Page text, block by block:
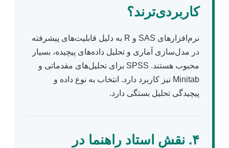
کاربردی‌ترند؟
نرم‌افزارهای SAS و R به دلیل قابلیت‌های پیشرفته
در مدل‌سازی آماری و تحلیل داده‌های پیچیده، بسیار
محبوب هستند. SPSS برای تحلیل‌های مقدماتی و
Minitab نیز کاربرد دارد. انتخاب به نوع داده و
پیچیدگی تحلیل بستگی دارد.
۴. نقش استاد راهنما در